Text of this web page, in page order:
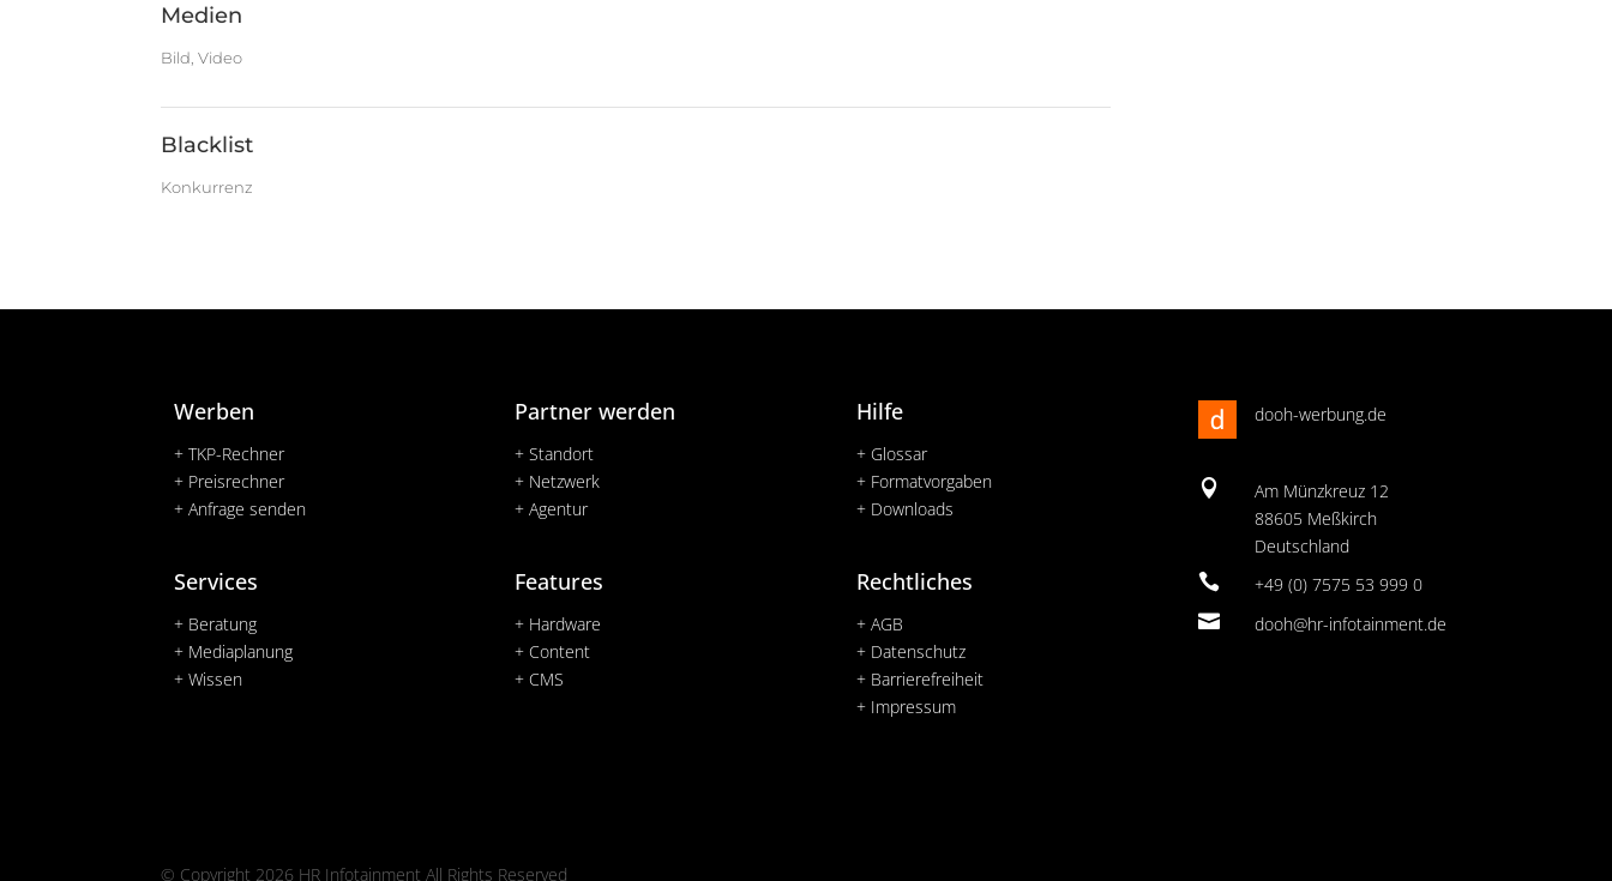
Medien
Bild, Video
Blacklist
Konkurrenz
Werben
+ TKP-Rechner
+ Preisrechner
+ Anfrage senden
Services
+ Beratung
+ Mediaplanung
+ Wissen
Partner werden
+ Standort
+ Netzwerk
+ Agentur
Features
+ Hardware
+ Content
+ CMS
Hilfe
+ Glossar
+ Formatvorgaben
+ Downloads
Rechtliches
+ AGB
+ Datenschutz
+ Barrierefreiheit
+ Impressum
dooh-werbung.de

Am Münzkreuz 12
88605 Meßkirch
Deutschland
 +49 (0) 7575 53 999 0
 dooh@hr-infotainment.de
© Copyright 2026 HR Infotainment All Rights Reserved